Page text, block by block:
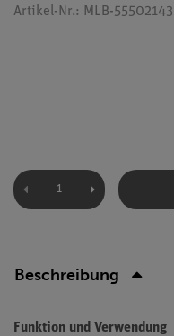
Artikel-Nr.: MLB-55502143
Beschreibung
Funktion und Verwendung